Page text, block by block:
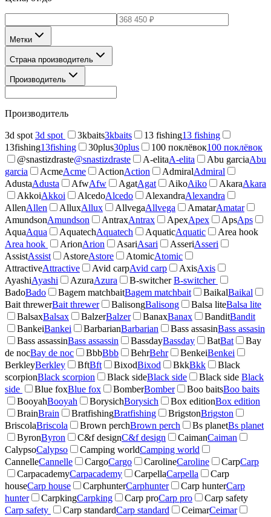
Метки
Страна производитель
Производитель
Производитель
3d spot 3d spot 3kbaits3kbaits 13 fishing13 fishing
13fishing13fishing 30plus30plus 100 поклёвок100 поклёвок
@snastizdraste@snastizdraste A-elitaA-elita Abu garciaAbu
garcia
AcmeAcme ActionAction AdmiralAdmiral
AdustaAdusta AfwAfw AgatAgat AikoAiko AkaraAkara
AkkoiAkkoi AlcedoAlcedo AlexandraAlexandra
AllenAllen AlluxAllux AllvegaAllvega AmatarAmatar
AmundsonAmundson AntraxAntrax ApexApex ApsAps
AquaAqua AquatechAquatech AquaticAquatic
Area hook
Area hook
ArionArion AsariAsari AsseriAsseri
AssistAssist AstoreAstore AtomicAtomic
AttractiveAttractive Avid carpAvid carp AxisAxis
AyashiAyashi AzuraAzura B-switcherB-switcher
BadoBado Bagem matchbaitBagem matchbait BaikalBaikal
Bait threwerBait threwer BalisongBalisong Balsa liteBalsa lite
BalsaxBalsax BalzerBalzer BanaxBanax BanditBandit
BankeiBankei BarbarianBarbarian Bass assasinBass assasin
Bass assassinBass assassin BassdayBassday BatBat
Bay
de nocBay de noc BbbBbb BehrBehr BenkeiBenkei
BerkleyBerkley BftBft BixodBixod BkkBkk
Black
scorpionBlack scorpion Black sideBlack side Black side Black
side
Blue foxBlue fox BomberBomber Boo baitsBoo baits
BooyahBooyah BorysichBorysich Box editionBox edition
BrainBrain BratfishingBratfishing BrigstonBrigston
BriscolaBriscola Brown perchBrown perch Bs planetBs planet
ByronByron C&f designC&f design CaimanCaiman
CalypsoCalypso Camping worldCamping world
CannelleCannelle CargoCargo CarolineCaroline CarpCarp
CarpacademyCarpacademy CarpellaCarpella
Carp
houseCarp house CarphunterCarphunter Carp hunterCarp
hunter
CarpkingCarpking Carp proCarp pro
Carp safety
Carp safety
Carp standardCarp standard CeimarCeimar